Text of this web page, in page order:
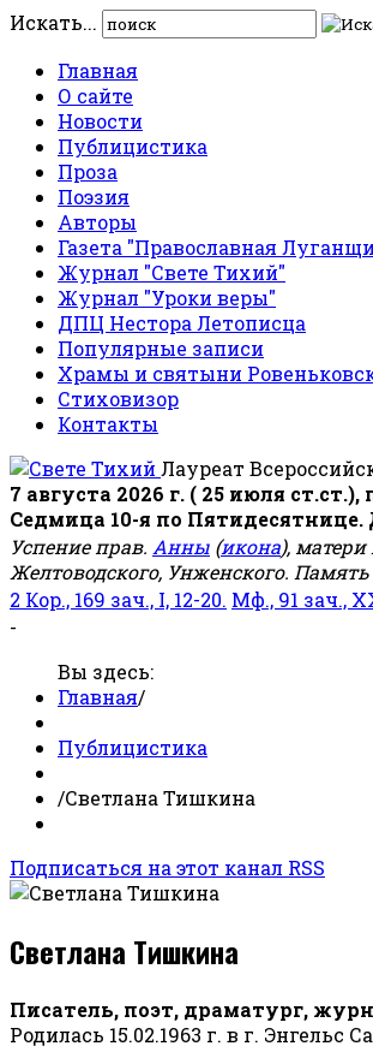
Искать...
Главная
О сайте
Новости
Публицистика
Проза
Поэзия
Авторы
Газета "Православная
Журнал "Свете Тихий"
Журнал "Уроки веры"
ДПЦ Нестора Летописца
Популярные записи
Храмы и святыни
Стиховизор
Контакты
Лауреат
7 августа 2026 г. ( 25 июля
Седмица 10-я по
Успение прав. Анны (икона),
Желтоводского, Унженского. Память
2 Кор., 169 зач., I, 12-20. Мф., 91 зач.,
-
Вы здесь:
Главная/
Публицистика
/Светлана Тишкина
Подписаться на этот канал RSS
Светлана Тишкина
Писатель, поэт, драматург,
Родилась 15.02.1963 г. в г. Энгельс